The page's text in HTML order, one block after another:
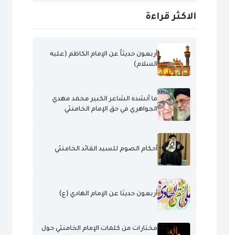
الاكثر قراءة
أربعون حديثاً عن الإمام الكاظم (عليه
السلام)
ما أنشده الشاعر الكبير محمد مهدي
الجواهري في حق الإمام الخامنئي
أحكام الصوم للسيد القائد الخامنئي
أربعون حديثا عن الإمام الهادي (ع)
مختارات من كلمات الإمام الخامنئي حول